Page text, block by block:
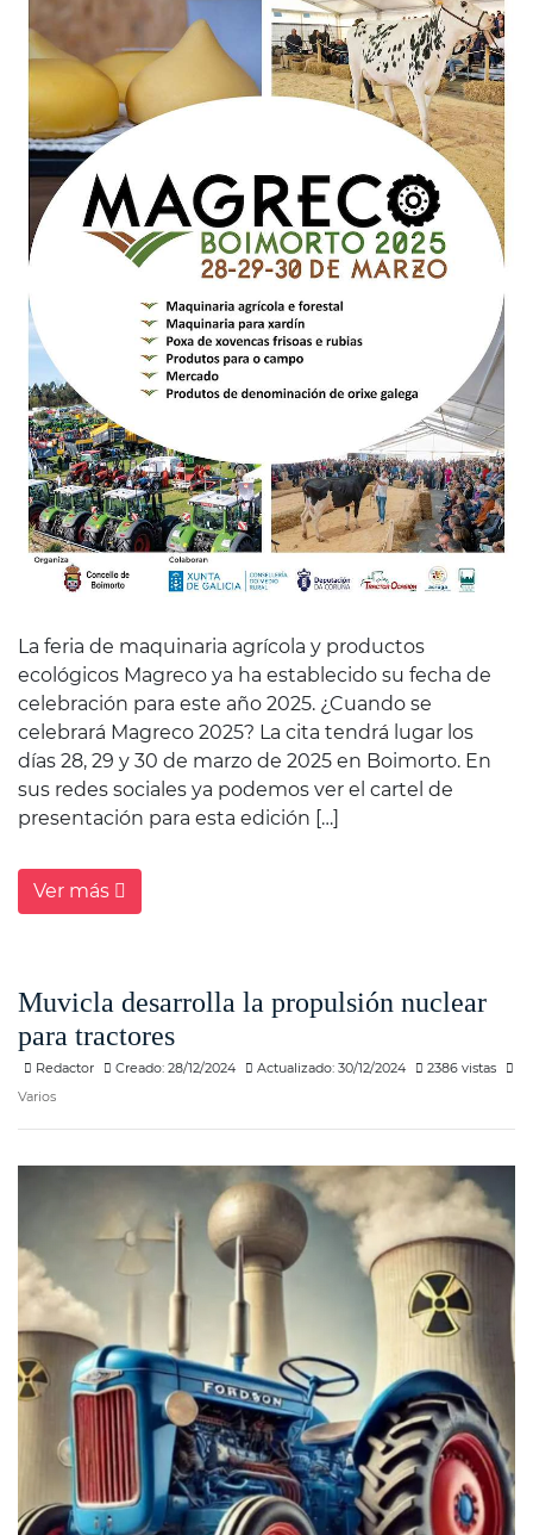
La feria de maquinaria agrícola y productos
ecológicos Magreco ya ha establecido su fecha de
celebración para este año 2025. ¿Cuando se
celebrará Magreco 2025? La cita tendrá lugar los
días 28, 29 y 30 de marzo de 2025 en Boimorto. En
sus redes sociales ya podemos ver el cartel de
presentación para esta edición […]
Ver más
Muvicla desarrolla la propulsión nuclear
para tractores
Redactor Creado: 28/12/2024 Actualizado: 30/12/2024
2386 vistas
Varios